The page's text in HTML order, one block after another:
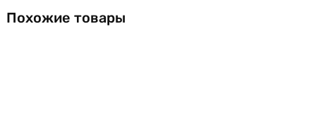
Похожие товары